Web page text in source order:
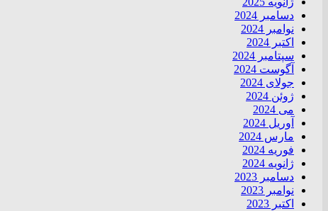
دسامبر 2024
نوامبر 2024
اکتبر 2024
سپتامبر 2024
آگوست 2024
جولای 2024
ژوئن 2024
می 2024
آوریل 2024
مارس 2024
فوریه 2024
ژانویه 2024
دسامبر 2023
نوامبر 2023
اکتبر 2023